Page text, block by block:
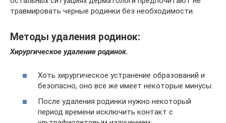
травмировать черные родинки без необходимости.
Методы удаления родинок:
Хирургическое удаление родинок.
Хоть хирургическое устранение образований и
безопасно, оно все же имеет некоторые минусы:
После удаления родинки нужно некоторый
период времени исключить контакт с